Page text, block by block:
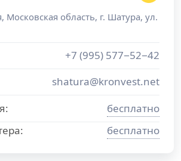
, Московская область, г. Шатура, ул.
+7 (995) 577−52−42
shatura@kronvest.net
бесплатно
бесплатно